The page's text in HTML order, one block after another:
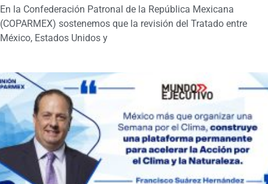
En la Confederación Patronal de la República Mexicana
(COPARMEX) sostenemos que la revisión del Tratado entre
México, Estados Unidos y